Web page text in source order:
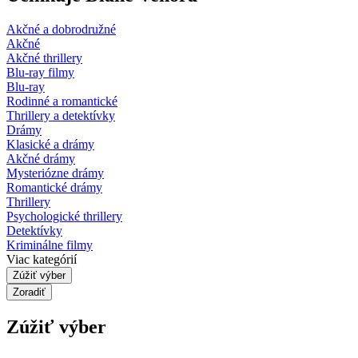
Akčné a dobrodružné
Akčné
Akčné thrillery
Blu-ray filmy
Blu-ray
Rodinné a romantické
Thrillery a detektívky
Drámy
Klasické a drámy
Akčné drámy
Mysteriózne drámy
Romantické drámy
Thrillery
Psychologické thrillery
Detektívky
Kriminálne filmy
Viac kategórií
Zúžiť výber
Zoradiť
Zúžiť výber